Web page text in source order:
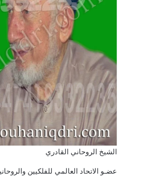
الشيخ الروحاني القادري
عضـو الاتحاد العالمي للفلكيين